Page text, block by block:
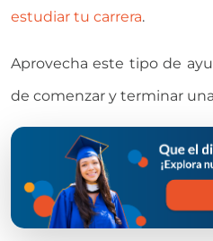
estudiar tu carrera.
Aprovecha este tipo de
de comenzar y terminar